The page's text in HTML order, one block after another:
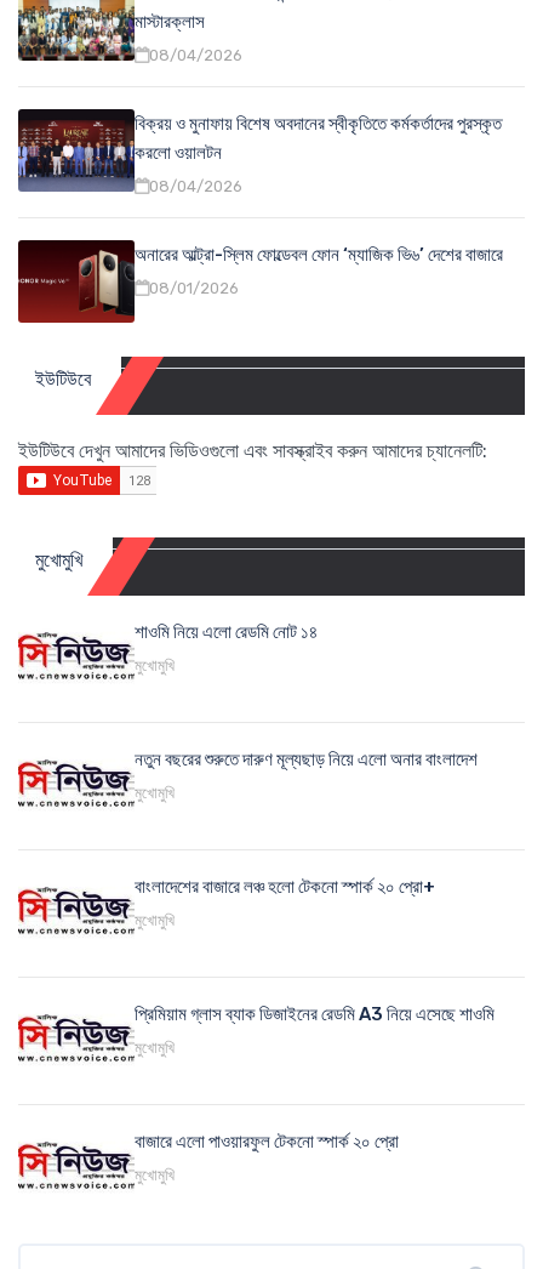
মাস্টারক্লাস
08/04/2026
বিক্রয় ও মুনাফায় বিশেষ অবদানের স্বীকৃতিতে কর্মকর্তাদের পুরস্কৃত
করলো ওয়ালটন
08/04/2026
অনারের আল্ট্রা-স্লিম ফোল্ডেবল ফোন ‘ম্যাজিক ভি৬’ দেশের বাজারে
08/01/2026
ইউটিউবে
ইউটিউবে দেখুন আমাদের ভিডিওগুলো এবং সাবস্ক্রাইব করুন আমাদের চ্যানেলটি:
মুখোমুখি
শাওমি নিয়ে এলো রেডমি নোট ১৪
মুখোমুখি
নতুন বছরের শুরুতে দারুণ মূল্যছাড় নিয়ে এলো অনার বাংলাদেশ
মুখোমুখি
বাংলাদেশের বাজারে লঞ্চ হলো টেকনো স্পার্ক ২০ প্রো+
মুখোমুখি
প্রিমিয়াম গ্লাস ব্যাক ডিজাইনের রেডমি A3 নিয়ে এসেছে শাওমি
মুখোমুখি
বাজারে এলো পাওয়ারফুল টেকনো স্পার্ক ২০ প্রো
মুখোমুখি